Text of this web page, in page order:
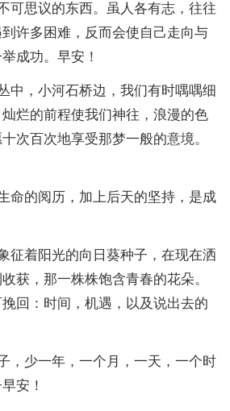
可思议的东西。虽人各有志，往往
许多困难，反而会使自己走向与
成功。早安！
中，小河石桥边，我们有时喁喁细
烂的前程使我们神往，浪漫的色
次百次地享受那梦一般的意境。
命的阅历，加上后天的坚持，是成
征着阳光的向日葵种子，在现在洒
获，那一株株饱含青春的花朵。
回：时间，机遇，以及说出去的
，少一年，一个月，一天，一个时
安！